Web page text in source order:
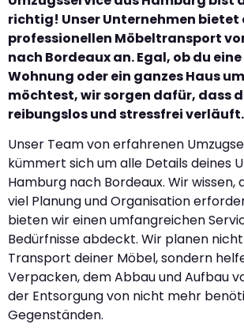
richtig! Unser Unternehmen bietet
professionellen Möbeltransport
nach Bordeaux an. Egal, ob du
Wohnung oder ein ganzes Haus
möchtest, wir sorgen dafür, dass
reibungslos und stressfrei verläuft.
Unser Team von erfahrenen
kümmert sich um alle Details deines
Hamburg nach Bordeaux. Wir wissen,
viel Planung und Organisation
bieten wir einen umfangreichen
Bedürfnisse abdeckt. Wir planen
Transport deiner Möbel, sondern
Verpacken, dem Abbau und Aufbau
der Entsorgung von nicht mehr
Gegenständen.